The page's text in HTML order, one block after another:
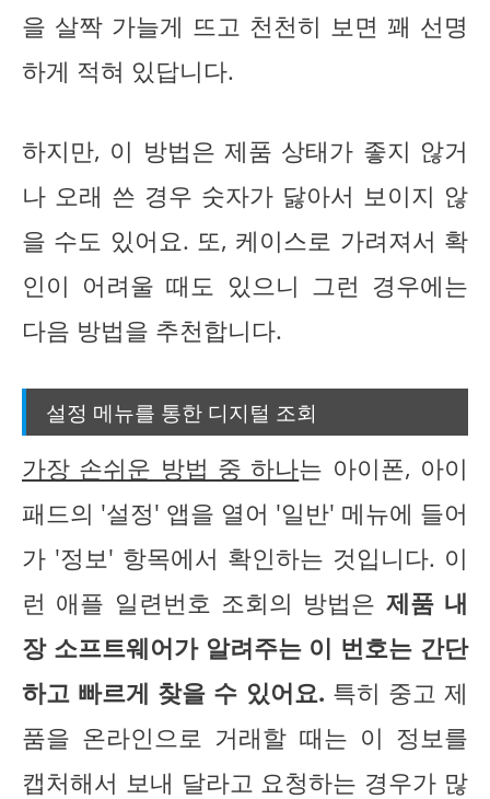
을 살짝 가늘게 뜨고 천천히 보면 꽤 선명
하게 적혀 있답니다.
하지만, 이 방법은 제품 상태가 좋지 않거
나 오래 쓴 경우 숫자가 닳아서 보이지 않
을 수도 있어요. 또, 케이스로 가려져서 확
인이 어려울 때도 있으니 그런 경우에는
다음 방법을 추천합니다.
설정 메뉴를 통한 디지털 조회
가장 손쉬운 방법 중 하나는 아이폰, 아이
패드의 '설정' 앱을 열어 '일반' 메뉴에 들어
가 '정보' 항목에서 확인하는 것입니다. 이
런 애플 일련번호 조회의 방법은 제품 내
장 소프트웨어가 알려주는 이 번호는 간단
하고 빠르게 찾을 수 있어요. 특히 중고 제
품을 온라인으로 거래할 때는 이 정보를
캡처해서 보내 달라고 요청하는 경우가 많